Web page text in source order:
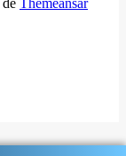
de Themeansar